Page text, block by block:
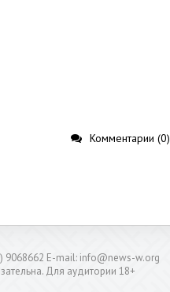
Комментарии (0)
9068662 E-mail: info@news-w.org
Для аудитории 18+